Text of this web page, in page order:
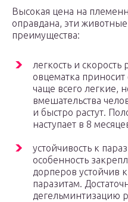
Высокая цена на
оправдана, эти
преимущества:
легкость и
овцематка
чаще всего легкие,
вмешательства
и быстро растут.
наступает в 8
устойчивость к
особенность
дорперов устойчив
паразитам.
дегельминтизацию